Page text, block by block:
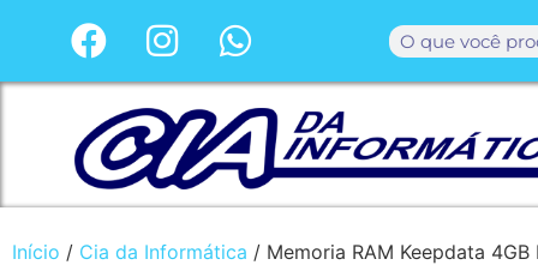
Início / Cia da Informática / Memoria RAM Keepdata